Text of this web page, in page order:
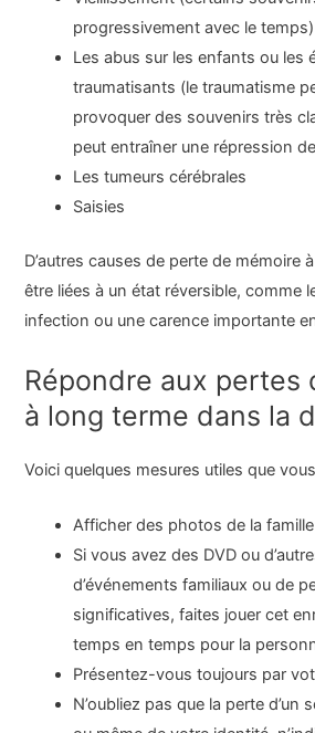
progressivement avec le temps)
Les abus sur les enfants ou les
traumatisants (le traumatisme
provoquer des souvenirs très
peut entraîner une répression
Les tumeurs cérébrales
Saisies
D’autres causes de perte de mémoire
être liées à un état réversible, comme
infection ou une carence importante
Répondre aux pertes
à long terme dans la
Voici quelques mesures utiles que
Afficher des photos de la
Si vous avez des DVD ou
d’événements familiaux ou de
significatives, faites jouer cet
temps en temps pour la
Présentez-vous toujours par
N’oubliez pas que la perte d’un